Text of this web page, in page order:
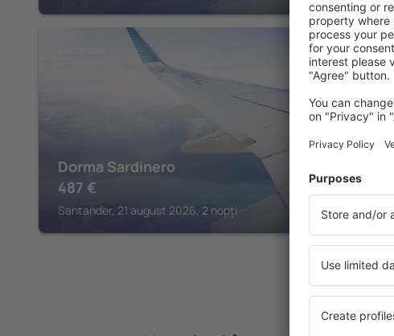
Dorma Sardinero
487 €
Santander, 21 august 2026, 2 nopți